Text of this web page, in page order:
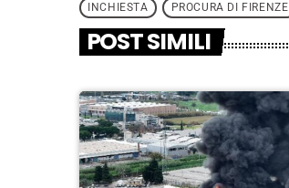
INCHIESTA PROCURA DI FIRENZE
POST SIMILI